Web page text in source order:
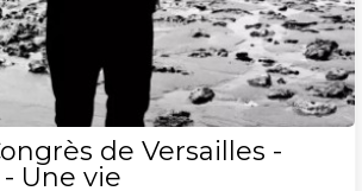
de Versailles -
Une vie